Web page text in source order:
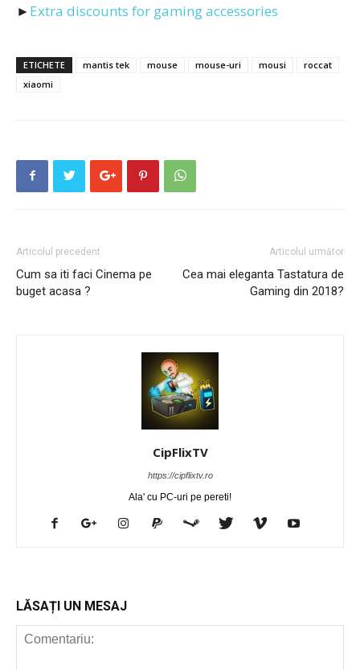
► Extra discounts for gaming accessories
ETICHETE mantis tek mouse mouse-uri mousi
roccat
xiaomi
Articolul precedent
Cum sa iti faci Cinema pe
buget acasa ?
Articolul următor
Cea mai eleganta Tastatura de
Gaming din 2018?
CipFlixTV
https://cipflixtv.ro
Ala' cu PC-uri pe pereti!
LĂSAȚI UN MESAJ